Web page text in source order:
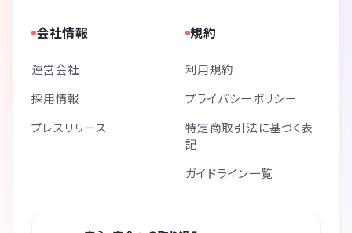
会社情報
運営会社
採用情報
プレスリリース
規約
利用規約
プライバシーポリシー
特定商取引法に基づく表
記
ガイドライン一覧